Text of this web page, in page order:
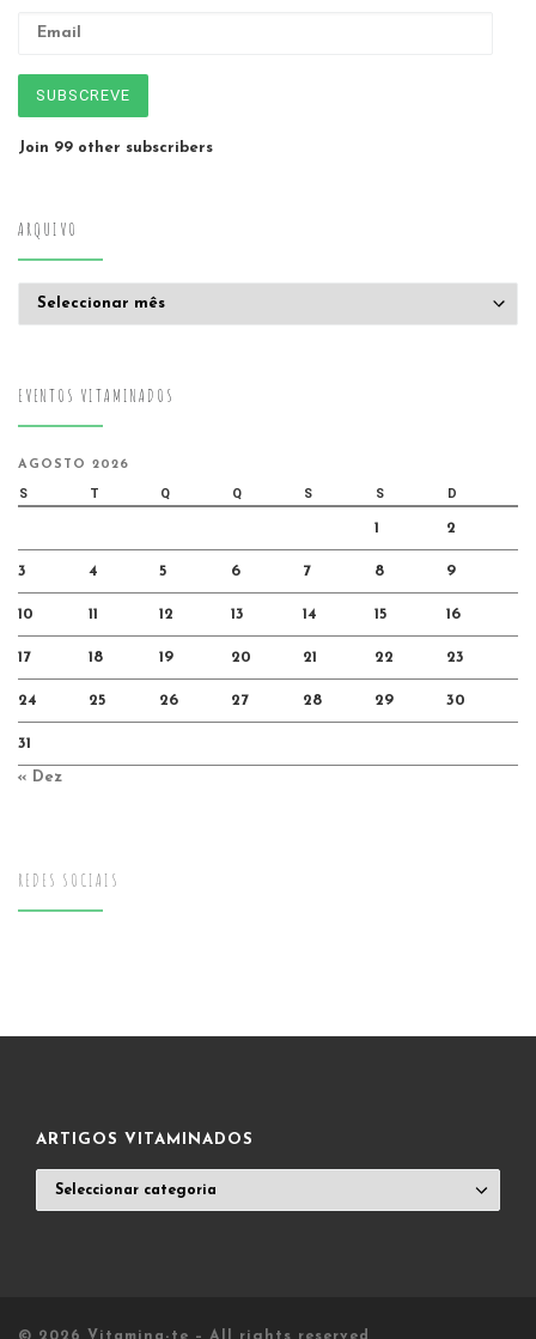
SUBSCREVE
Join 99 other subscribers
ARQUIVO
EVENTOS VITAMINADOS
AGOSTO 2026
S T Q Q S S D
1 2
3 4 5 6 7 8 9
10 11 12 13 14 15 16
17 18 19 20 21 22 23
24 25 26 27 28 29 30
31
« Dez
REDES SOCIAIS
ARTIGOS VITAMINADOS
VITAMINADOS